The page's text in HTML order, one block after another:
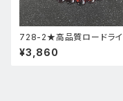
728-2★高品質ロードライ
ーネット★天然石ブレスレッ
ワーストーン新品
¥3,860